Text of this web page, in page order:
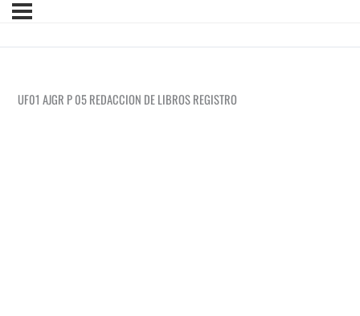
UF01 AJGR P 05 REDACCION DE LIBROS REGISTRO